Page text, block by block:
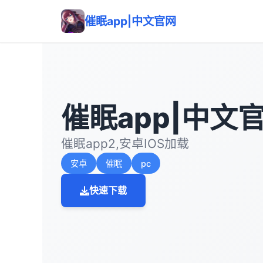
催眠app|中文官网
催眠app|中文
催眠app2,安卓IOS加载
安卓 催眠 pc
快速下载